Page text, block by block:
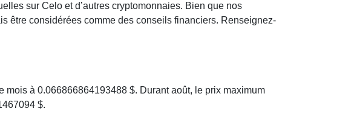
sur Celo et d’autres cryptomonnaies. Bien que nos
être considérées comme des conseils financiers. Renseignez-
à 0.066866864193488 $. Durant août, le prix maximum
$.